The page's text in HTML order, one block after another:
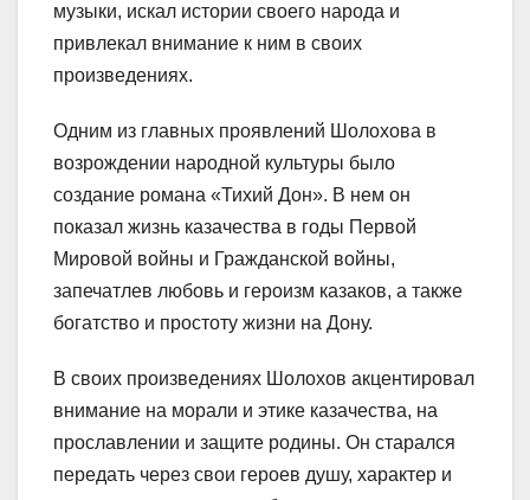
музыки, искал истории своего народа и
привлекал внимание к ним в своих
произведениях.
Одним из главных проявлений Шолохова в
возрождении народной культуры было
создание романа «Тихий Дон». В нем он
показал жизнь казачества в годы Первой
Мировой войны и Гражданской войны,
запечатлев любовь и героизм казаков, а также
богатство и простоту жизни на Дону.
В своих произведениях Шолохов акцентировал
внимание на морали и этике казачества, на
прославлении и защите родины. Он старался
передать через свои героев душу, характер и